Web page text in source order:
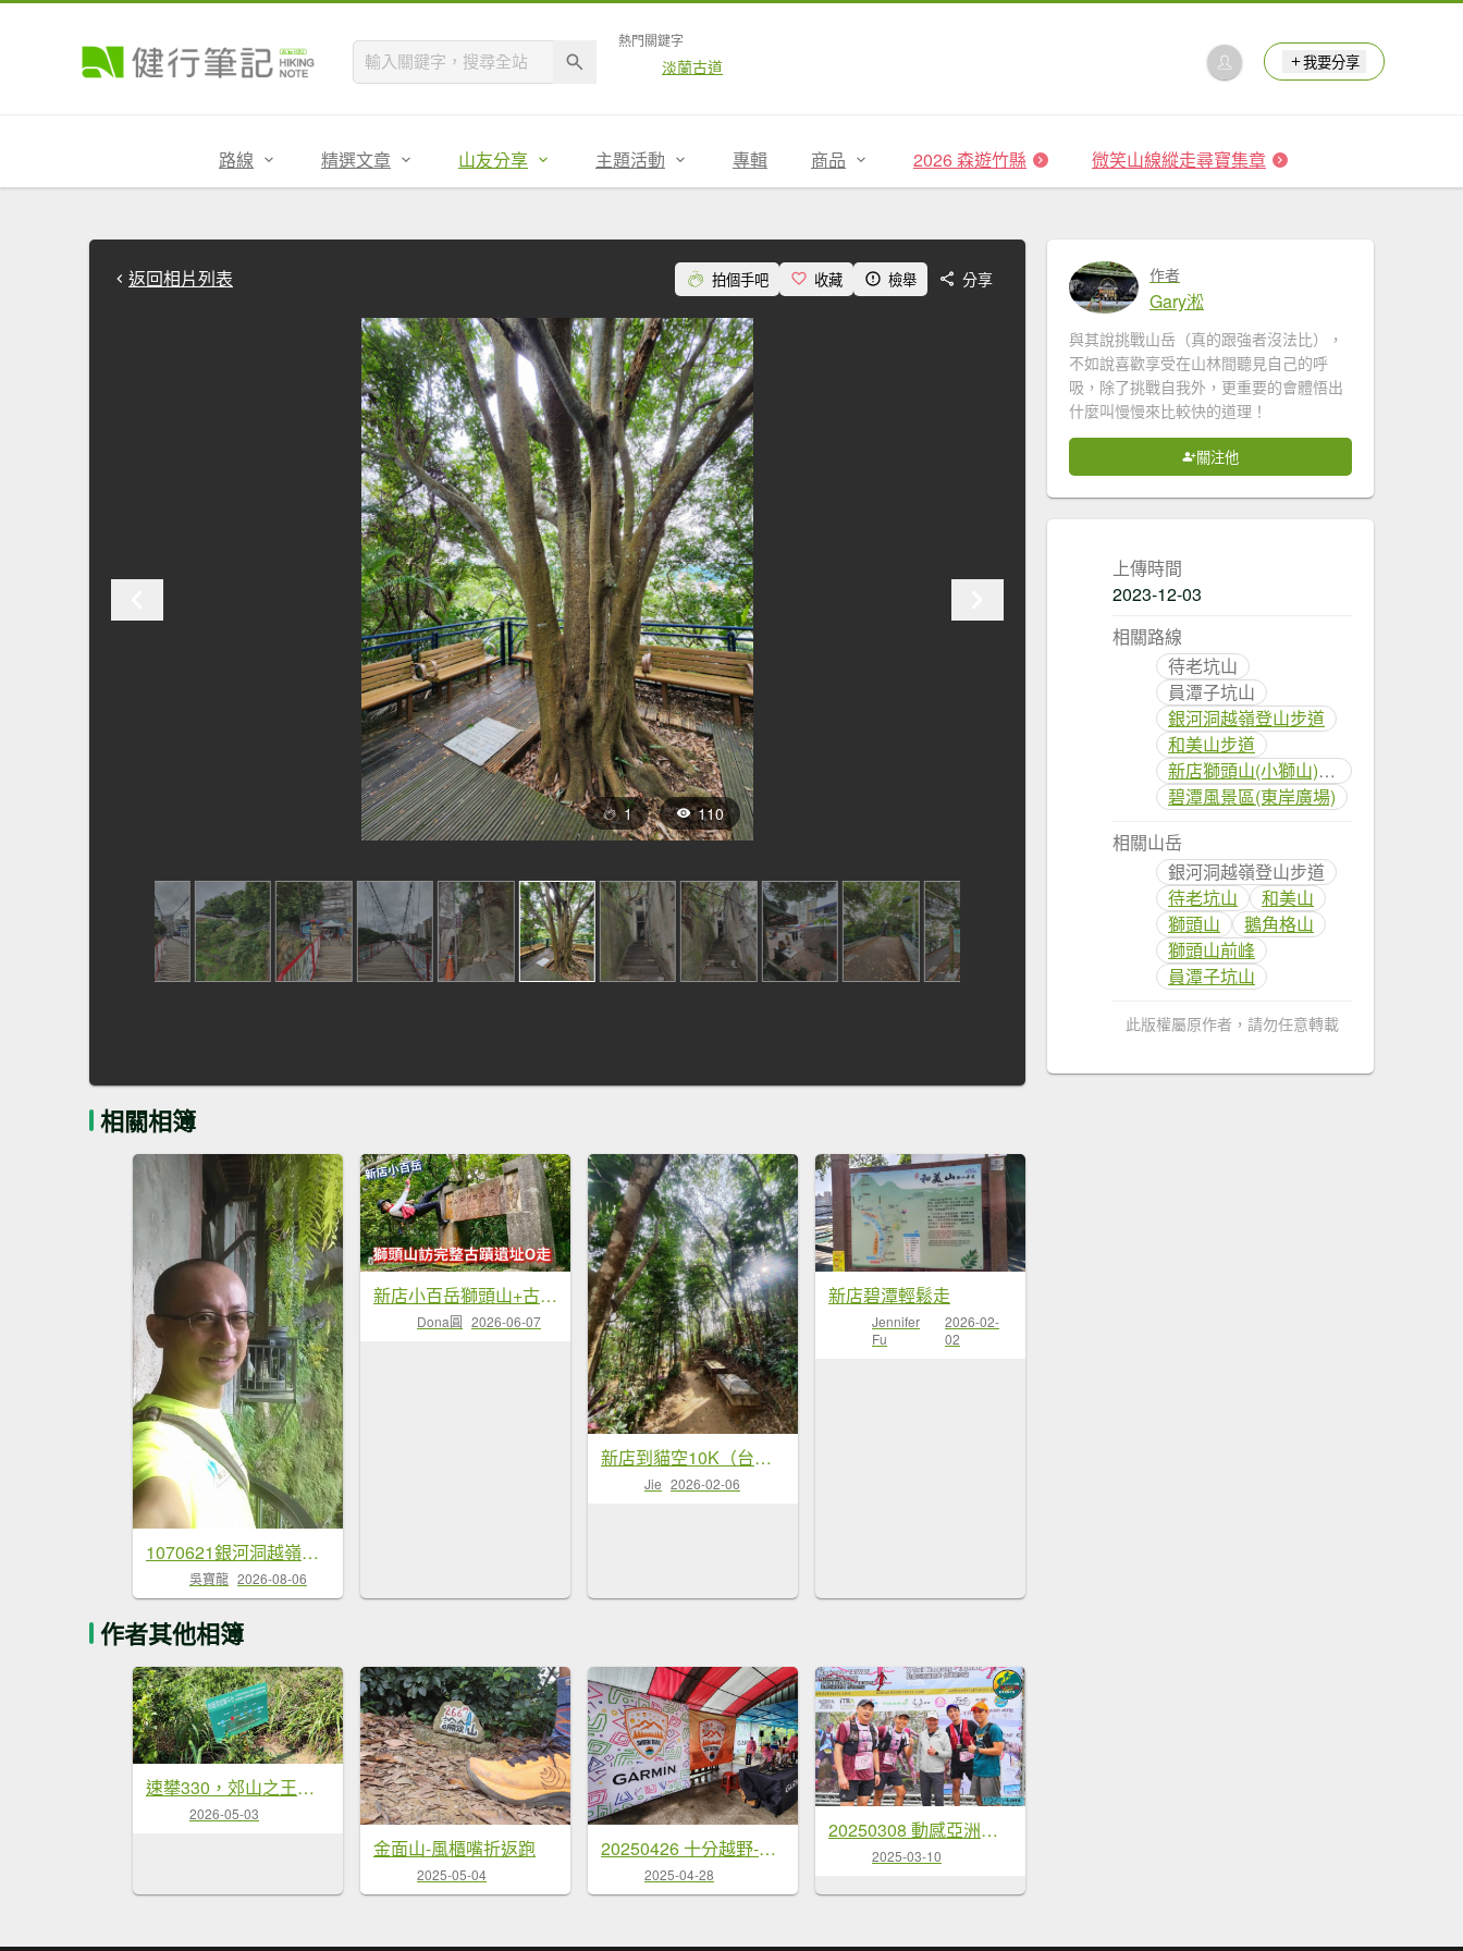
熱門關鍵字
淡蘭古道 我要分享
路線 精選文章 山友分享 主題活動 專輯 商品 2026 森遊竹縣 微笑山線縱走尋寶集章
返回相片列表 拍個手吧 收藏 檢舉 分享
1 110
相關相簿
1070621銀河洞越嶺步道
吳寶龍 2026-08-06
新店小百岳獅頭山+古蹟遺址O走
Dona圓 2026-06-07
新店到貓空10K（台北天際線1部份路段）
Jie 2026-02-06
新店碧潭輕鬆走
Jennifer
Fu
2026-02-
02
作者其他相簿
速攀330，郊山之王劍龍稜
2026-05-03
金面山-風櫃嘴折返跑
2025-05-04
20250426 十分越野-五分山衝刺賽，私藏不藏私下午茶
2025-04-28
20250308 動感亞洲貓空站-26K組
2025-03-10
作者
Gary淞
與其說挑戰山岳（真的跟強者沒法比），
不如說喜歡享受在山林間聽見自己的呼
吸，除了挑戰自我外，更重要的會體悟出
什麼叫慢慢來比較快的道理！
關注他
上傳時間
2023-12-03
相關路線
待老坑山
員潭子坑山
銀河洞越嶺登山步道
和美山步道
新店獅頭山(小獅山)步道
碧潭風景區(東岸廣場)
相關山岳
銀河洞越嶺登山步道
待老坑山
和美山
獅頭山
鵝角格山
獅頭山前峰
員潭子坑山
此版權屬原作者，請勿任意轉載